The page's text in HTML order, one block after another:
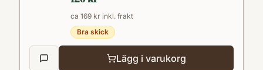
ca 169 kr inkl. frakt
Bra skick
Lägg i varukorg